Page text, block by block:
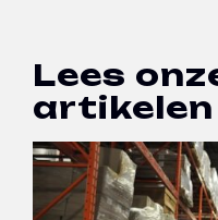
Lees
artikelen